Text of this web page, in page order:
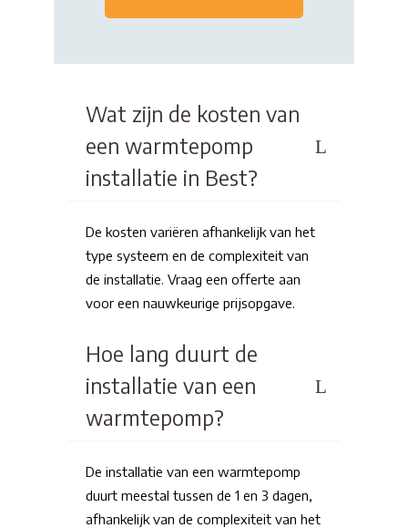
Wat zijn de kosten van
een warmtepomp
installatie in Best?
De kosten variëren afhankelijk van het
type systeem en de complexiteit van
de installatie. Vraag een offerte aan
voor een nauwkeurige prijsopgave.
Hoe lang duurt de
installatie van een
warmtepomp?
De installatie van een warmtepomp
duurt meestal tussen de 1 en 3 dagen,
afhankelijk van de complexiteit van het